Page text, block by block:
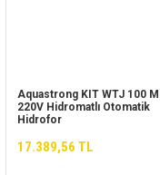
Aquastrong KIT WTJ 100
220V Hidromatlı Otomatik
Hidrofor
17.389,56 TL